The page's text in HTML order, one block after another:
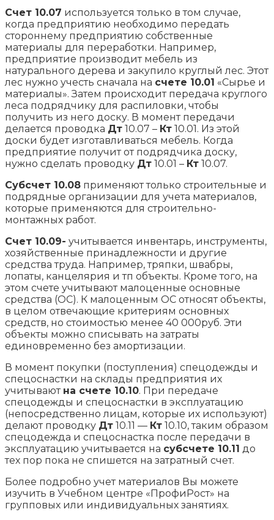
Счет 10.07 используется только в том случае,
когда предприятию необходимо передать
стороннему предприятию собственные
материалы для переработки. Например,
предприятие производит мебель из
натурального дерева и закупило круглый лес. Этот
лес нужно учесть сначала на счете 10.01 «Сырье и
материалы». Затем происходит передача круглого
леса подрядчику для распиловки, чтобы
получить из него доску. В момент передачи
делается проводка Дт 10.07 – Кт 10.01. Из этой
доски будет изготавливаться мебель. Когда
предприятие получит от подрядчика доску,
нужно сделать проводку Дт 10.01 – Кт 10.07.
Субсчет 10.08 применяют только строительные и
подрядные организации для учета материалов,
которые применяются для строительно-
монтажных работ.
Счет 10.09- учитывается инвентарь, инструменты,
хозяйственные принадлежности и другие
средства труда. Например, тряпки, швабры,
лопаты, канцелярия и тп объекты. Кроме того, на
этом счете учитывают малоценные основные
средства (ОС). К малоценным ОС относят объекты,
в целом отвечающие критериям основных
средств, но стоимостью менее 40 000руб. Эти
объекты можно списывать на затраты
единовременно без амортизации.
В момент покупки (поступления) спецодежды и
спецоснастки на склады предприятия их
учитывают на счете 10.10. При передаче
спецодежды и спецоснастки в эксплуатацию
(непосредственно лицам, которые их используют)
делают проводку Дт 10.11 — Кт 10.10, таким образом
спецодежда и спецоснастка после передачи в
эксплуатацию учитывается на субсчете 10.11 до
тех пор пока не спишется на затратный счет.
Более подробно учет материалов Вы можете
изучить в Учебном центре «ПрофиРост» на
групповых или индивидуальных занятиях.